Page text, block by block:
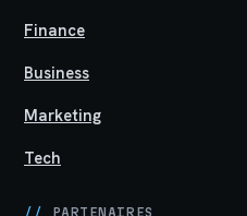
Finance
Business
Marketing
Tech
// PARTENAIRES